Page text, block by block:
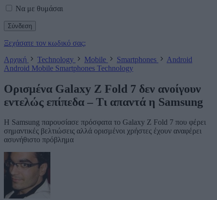
Να με θυμάσαι
Ξεχάσατε τον κωδικό σας;
Αρχική
Technology Mobile Smartphones
Android
Android Mobile Smartphones Technology
Ορισμένα Galaxy Z Fold 7 δεν ανοίγουν
εντελώς επίπεδα – Τι απαντά η Samsung
H Samsung παρουσίασε πρόσφατα το Galaxy Z Fold 7 που φέρει
σημαντικές βελτιώσεις αλλά ορισμένοι χρήστες έχουν αναφέρει
ασυνήθιστο πρόβλημα